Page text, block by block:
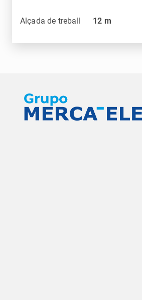
Alçada de treball 12 m